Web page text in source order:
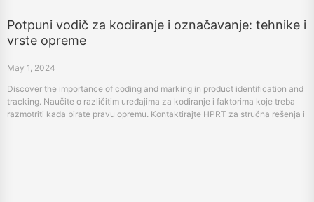
Potpuni vodič za kodiranje i označavanje: tehnike i
vrste opreme
May 1, 2024
Discover the importance of coding and marking in product identification and
tracking. Naučite o različitim uređajima za kodiranje i faktorima koje treba
razmotriti kada birate pravu opremu. Kontaktirajte HPRT za stručna rešenja i